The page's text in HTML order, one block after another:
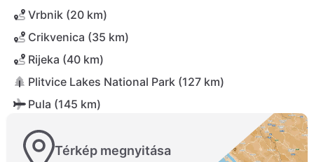
Vrbnik (20 km)
Crikvenica (35 km)
Rijeka (40 km)
Plitvice Lakes National Park (127 km)
Pula (145 km)
Térkép megnyitása